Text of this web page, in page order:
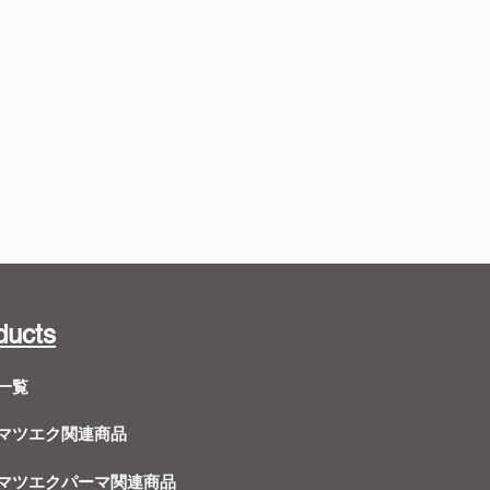
覧
ツエク関連商品
ツエクパーマ関連商品